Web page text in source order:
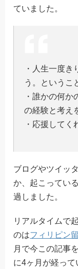
ていました。
・人生一度き
う。というこ
・誰かの何
の経験と考え
・応援してく
ブログやツイッ
か、起こってい
過しました。
リアルタイムで
のはフィリピン
月で今この記事
に4ヶ月が経っ